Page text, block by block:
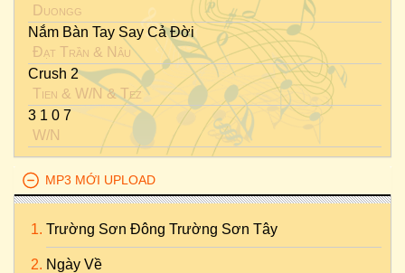
Duongg
Nắm Bàn Tay Say Cả Đời
Đạt Trần & Nâu
Crush 2
Tien & W/n&Tez
3 1 0 7
W/n
MP3 MỚI UPLOAD
Trường Sơn Đông Trường Sơn Tây
Ngày Về